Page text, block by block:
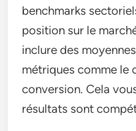
benchmarks
position sur le
inclure des
métriques comme le
conversion. Cela
résultats sont